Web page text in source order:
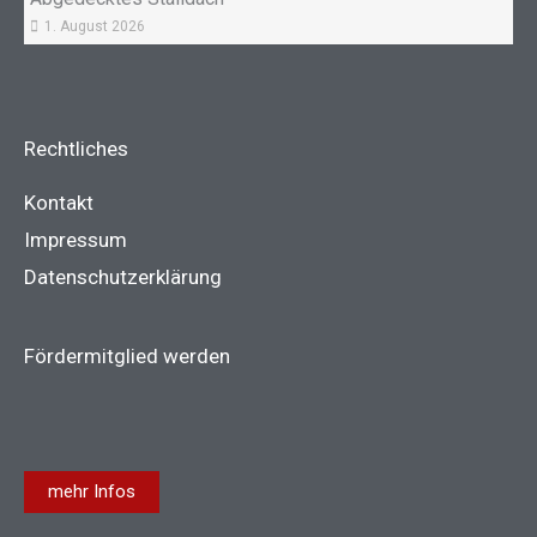
1. August 2026
Rechtliches
Kontakt
Impressum
Datenschutzerklärung
Fördermitglied werden
mehr Infos